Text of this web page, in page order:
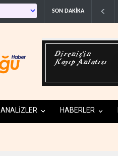
SON DAKİKA
ANALİZLER HABERLER